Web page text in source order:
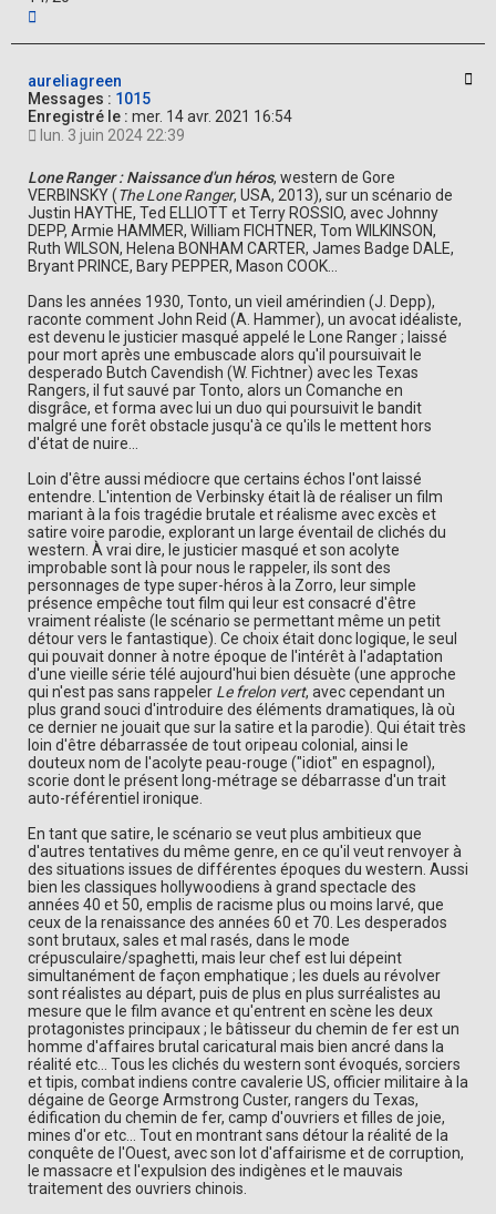
u
aureliagreen
Messages : 1015
Enregistré le : mer. 14 avr. 2021 16:54
lun. 3 juin 2024 22:39
Lone Ranger : Naissance d'un héros, western de Gore
VERBINSKY (The Lone Ranger, USA, 2013), sur un scénario de
Justin HAYTHE, Ted ELLIOTT et Terry ROSSIO, avec Johnny
DEPP, Armie HAMMER, William FICHTNER, Tom WILKINSON,
Ruth WILSON, Helena BONHAM CARTER, James Badge DALE,
Bryant PRINCE, Bary PEPPER, Mason COOK...
Dans les années 1930, Tonto, un vieil amérindien (J. Depp),
raconte comment John Reid (A. Hammer), un avocat idéaliste,
est devenu le justicier masqué appelé le Lone Ranger ; laissé
pour mort après une embuscade alors qu'il poursuivait le
desperado Butch Cavendish (W. Fichtner) avec les Texas
Rangers, il fut sauvé par Tonto, alors un Comanche en
disgrâce, et forma avec lui un duo qui poursuivit le bandit
malgré une forêt obstacle jusqu'à ce qu'ils le mettent hors
d'état de nuire...
Loin d'être aussi médiocre que certains échos l'ont laissé
entendre. L'intention de Verbinsky était là de réaliser un film
mariant à la fois tragédie brutale et réalisme avec excès et
satire voire parodie, explorant un large éventail de clichés du
western. À vrai dire, le justicier masqué et son acolyte
improbable sont là pour nous le rappeler, ils sont des
personnages de type super-héros à la Zorro, leur simple
présence empêche tout film qui leur est consacré d'être
vraiment réaliste (le scénario se permettant même un petit
détour vers le fantastique). Ce choix était donc logique, le seul
qui pouvait donner à notre époque de l'intérêt à l'adaptation
d'une vieille série télé aujourd'hui bien désuète (une approche
qui n'est pas sans rappeler Le frelon vert, avec cependant un
plus grand souci d'introduire des éléments dramatiques, là où
ce dernier ne jouait que sur la satire et la parodie). Qui était très
loin d'être débarrassée de tout oripeau colonial, ainsi le
douteux nom de l'acolyte peau-rouge ("idiot" en espagnol),
scorie dont le présent long-métrage se débarrasse d'un trait
auto-référentiel ironique.
En tant que satire, le scénario se veut plus ambitieux que
d'autres tentatives du même genre, en ce qu'il veut renvoyer à
des situations issues de différentes époques du western. Aussi
bien les classiques hollywoodiens à grand spectacle des
années 40 et 50, emplis de racisme plus ou moins larvé, que
ceux de la renaissance des années 60 et 70. Les desperados
sont brutaux, sales et mal rasés, dans le mode
crépusculaire/spaghetti, mais leur chef est lui dépeint
simultanément de façon emphatique ; les duels au révolver
sont réalistes au départ, puis de plus en plus surréalistes au
mesure que le film avance et qu'entrent en scène les deux
protagonistes principaux ; le bâtisseur du chemin de fer est un
homme d'affaires brutal caricatural mais bien ancré dans la
réalité etc... Tous les clichés du western sont évoqués, sorciers
et tipis, combat indiens contre cavalerie US, officier militaire à la
dégaine de George Armstrong Custer, rangers du Texas,
édification du chemin de fer, camp d'ouvriers et filles de joie,
mines d'or etc... Tout en montrant sans détour la réalité de la
conquête de l'Ouest, avec son lot d'affairisme et de corruption,
le massacre et l'expulsion des indigènes et le mauvais
traitement des ouvriers chinois.